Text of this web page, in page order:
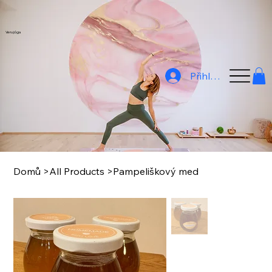
Veru jóga
Přihlásit
Domů >All Products >Pampeliškový med